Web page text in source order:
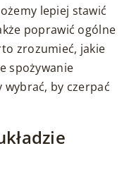
lepiej stawić
poprawić ogólne
zrozumieć, jakie
spożywanie
by czerpać